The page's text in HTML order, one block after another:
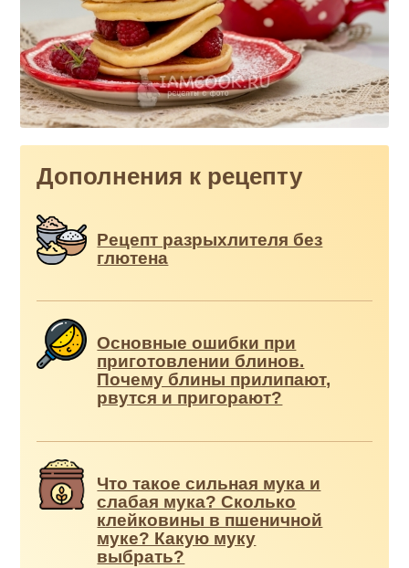
Дополнения к рецепту
Рецепт разрыхлителя без
глютена
Основные ошибки при
приготовлении блинов.
Почему блины прилипают,
рвутся и пригорают?
Что такое сильная мука и
слабая мука? Сколько
клейковины в пшеничной
муке? Какую муку
выбрать?